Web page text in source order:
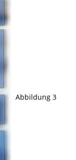
Abbildung 3